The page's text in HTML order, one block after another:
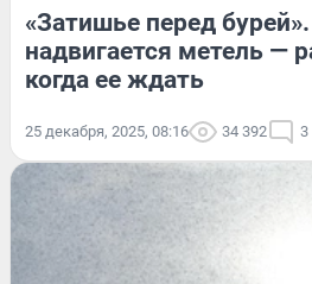
«Затишье перед
надвигается метель —
когда ее ждать
25 декабря, 2025, 08:16 34 392 3